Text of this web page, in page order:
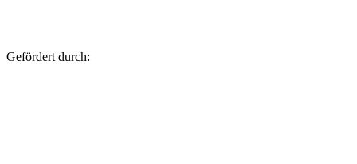
Gefördert durch: